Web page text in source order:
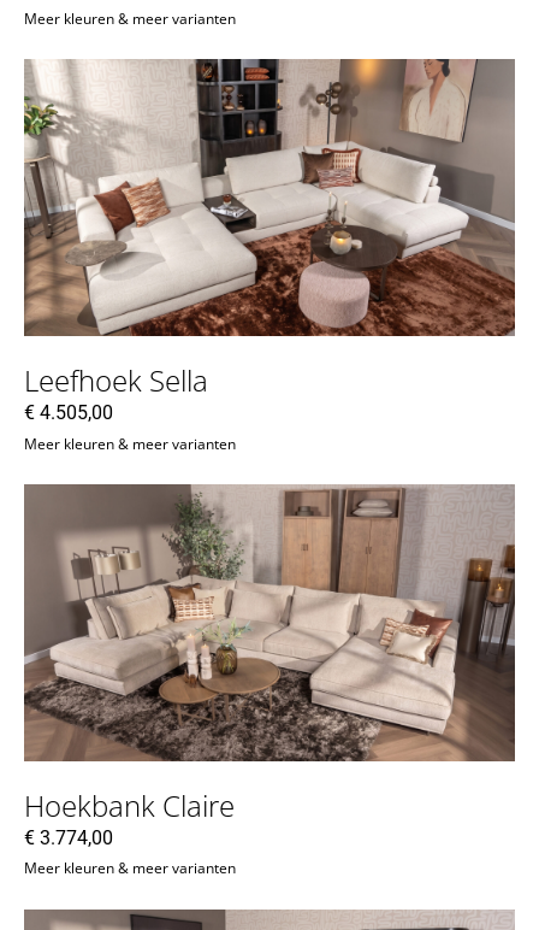
Meer kleuren & meer varianten
Leefhoek Sella
€ 4.505,00
Meer kleuren & meer varianten
Hoekbank Claire
€ 3.774,00
Meer kleuren & meer varianten